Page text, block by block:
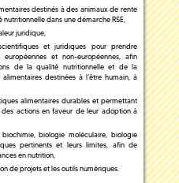
destinés à des animaux de rente
dans une démarche RSE,
juridique,
et juridiques pour prendre
et non-européennes, afin
de la qualité nutritionnelle et de la
destinées à l’être humain, à
alimentaires durables et permettant
actions en faveur de leur adoption à
biologie moléculaire, biologie
pertinents et leurs limites, afin de
en nutrition,
de projets et les outils numériques.